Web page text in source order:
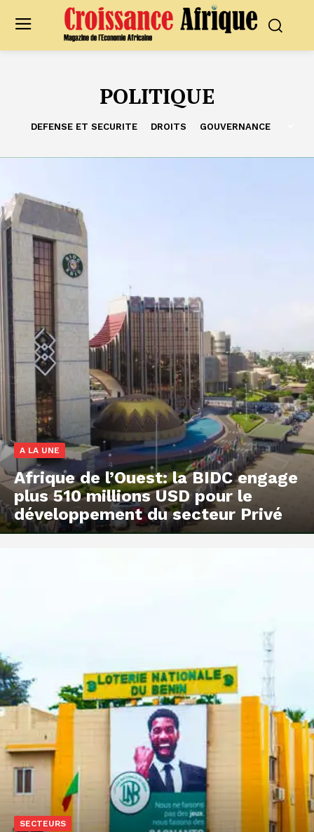
POLITIQUE
DEFENSE ET SECURITE DROITS GOUVERNANCE
A LA UNE
Afrique de l’Ouest: la BIDC engage
plus 510 millions USD pour le
développement du secteur Privé
SECTEURS